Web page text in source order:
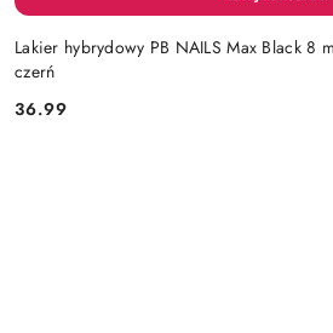
Lakier hybrydowy PB NAILS Max Black 8
czerń
Cena:
36.99